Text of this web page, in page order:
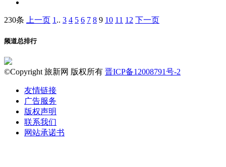
230条 上一页 1 .. 3 4 5 6 7 8 9 10 11 12 下一页
频道总排行
©Copyright 旅新网 版权所有 晋ICP备12008791号-2
友情链接
广告服务
版权声明
联系我们
网站承诺书